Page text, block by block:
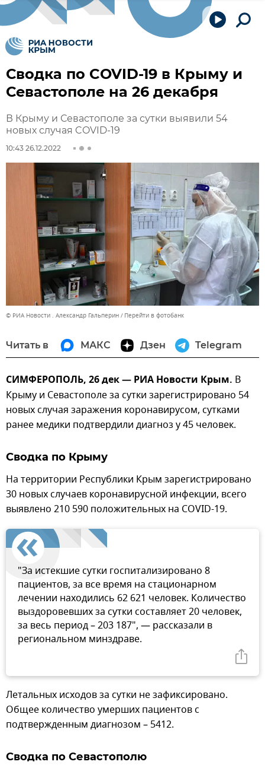
Сводка по COVID-19 в Крыму и
Севастополе на 26 декабря
В Крыму и Севастополе за сутки выявили 54
новых случая COVID-19
10:43 26.12.2022
© РИА Новости . Александр Гальперин Перейти в фотобанк
Читать в МАКС Дзен Telegram
СИМФЕРОПОЛЬ, 26 дек — РИА Новости Крым. В
Крыму и Севастополе за сутки зарегистрировано 54
новых случая заражения коронавирусом, сутками
ранее медики подтвердили диагноз у 45 человек.
Сводка по Крыму
На территории Республики Крым зарегистрировано
30 новых случаев коронавирусной инфекции, всего
выявлено 210 590 положительных на COVID-19.
"За истекшие сутки госпитализировано 8
пациентов, за все время на стационарном
лечении находились 62 621 человек. Количество
выздоровевших за сутки составляет 20 человек,
за весь период – 203 187", — рассказали в
региональном минздраве.
Летальных исходов за сутки не зафиксировано.
Общее количество умерших пациентов с
подтвержденным диагнозом – 5412.
Сводка по Севастополю